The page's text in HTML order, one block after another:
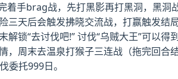
着手brag战，先打黑影再打黑洞，黑
三天后会触发拂晓交流战，打赢触发结
锁“去讨伐吧!” 讨伐“乌贼大王”可以
，周末去温泉打猴子三连战（拖完回
委托999日。